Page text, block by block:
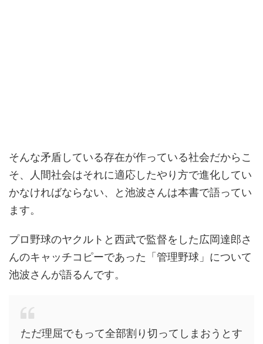
そんな矛盾している存在が作っている社会だからこ
そ、人間社会はそれに適応したやり方で進化してい
かなければならない、と池波さんは本書で語ってい
ます。
プロ野球のヤクルトと西武で監督をした広岡達郎さ
んのキャッチコピーであった「管理野球」について
池波さんが語るんです。
ただ理屈でもって全部割り切ってしまおうとす